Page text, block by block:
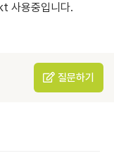
사용중입니다.
질문하기